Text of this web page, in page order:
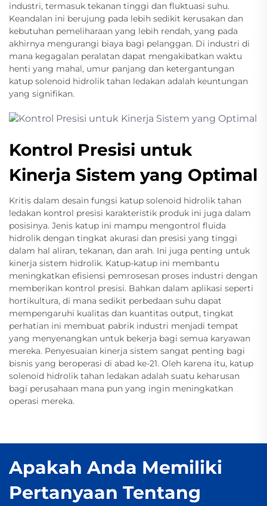
industri, termasuk tekanan tinggi dan fluktuasi suhu.
Keandalan ini berujung pada lebih sedikit kerusakan dan
kebutuhan pemeliharaan yang lebih rendah, yang pada
akhirnya mengurangi biaya bagi pelanggan. Di industri di
mana kegagalan peralatan dapat mengakibatkan waktu
henti yang mahal, umur panjang dan ketergantungan
katup solenoid hidrolik tahan ledakan adalah keuntungan
yang signifikan.
Kontrol Presisi untuk
Kinerja Sistem yang Optimal
Kritis dalam desain fungsi katup solenoid hidrolik tahan
ledakan kontrol presisi karakteristik produk ini juga dalam
posisinya. Jenis katup ini mampu mengontrol fluida
hidrolik dengan tingkat akurasi dan presisi yang tinggi
dalam hal aliran, tekanan, dan arah. Ini juga penting untuk
kinerja sistem hidrolik. Katup-katup ini membantu
meningkatkan efisiensi pemrosesan proses industri dengan
memberikan kontrol presisi. Bahkan dalam aplikasi seperti
hortikultura, di mana sedikit perbedaan suhu dapat
mempengaruhi kualitas dan kuantitas output, tingkat
perhatian ini membuat pabrik industri menjadi tempat
yang menyenangkan untuk bekerja bagi semua karyawan
mereka. Penyesuaian kinerja sistem sangat penting bagi
bisnis yang beroperasi di abad ke-21. Oleh karena itu, katup
solenoid hidrolik tahan ledakan adalah suatu keharusan
bagi perusahaan mana pun yang ingin meningkatkan
operasi mereka.
Apakah Anda Memiliki
Pertanyaan Tentang